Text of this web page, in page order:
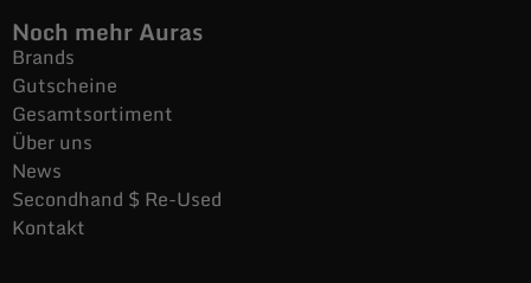
Noch mehr Auras
Brands
Gutscheine
Gesamtsortiment
Über uns
News
Secondhand $ Re-Used
Kontakt